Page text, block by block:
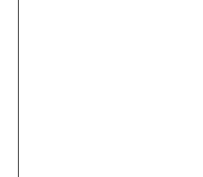
- 30servings - Vanilla
20servings - Ny - Raspberry Lemonade